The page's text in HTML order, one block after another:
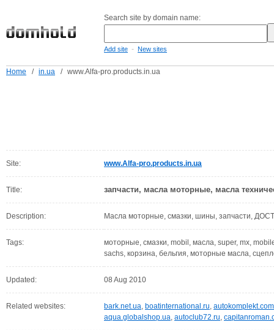
Search site by domain name:
Add site - New sites
Home / in.ua / www.Alfa-pro.products.in.ua
Site: www.Alfa-pro.products.in.ua
Title: запчасти, масла моторные, масла
Description: Масла моторные, смазки, шины, запчасти,
Tags:
моторные, смазки, mobil, масла, super, mx,
sachs, корзина, бельгия, моторные масла,
Updated: 08 Aug 2010
Related websites: bark.net.ua, boatinternational.ru, autokomplekt.com
aqua.globalshop.ua, autoclub72.ru,